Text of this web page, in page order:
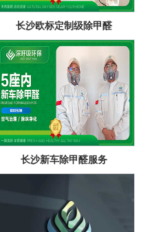
长沙欧标定制级除甲醛
长沙新车除甲醛服务